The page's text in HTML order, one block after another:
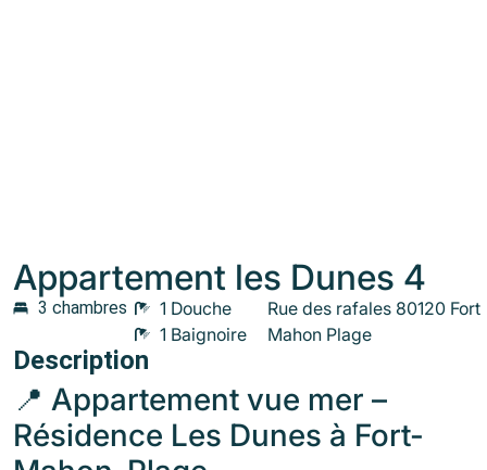
Appartement les Dunes 4
3 chambres
1 Douche
1 Baignoire
Rue des rafales 80120 Fort
Mahon Plage
Description
📍 Appartement vue mer –
Résidence Les Dunes à Fort-